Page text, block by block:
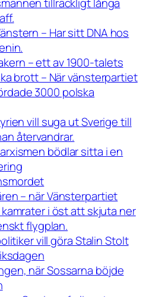
– Har sitt DNA hos
– ett av 1900-talets
brott – När vänsterpartiet
3000 polska
vill suga ut Sverige till
återvandrar.
bödlar sitta i en
– när Vänsterpartiet
i öst att skjuta ner
flygplan.
vill göra Stalin Stolt
när Sossarna böjde